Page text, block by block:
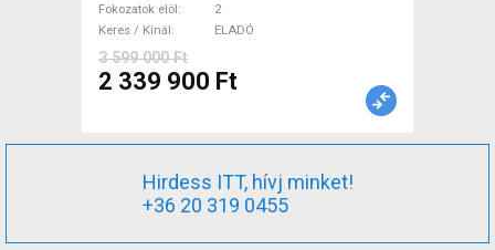
Fokozatok elöl
2
Keres / Kínál
ELADÓ
3 599 000 Ft
2 339 900 Ft
Hirdess ITT, hívj minket!
+36 20 319 0455